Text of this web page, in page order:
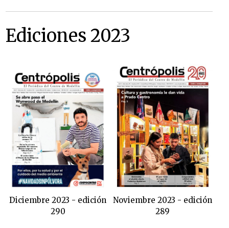
Ediciones 2023
Diciembre 2023 - edición
290
Noviembre 2023 - edición
289